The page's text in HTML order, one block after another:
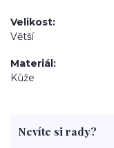
Velikost
Větší
Materiál
Kůže
Nevíte si rady?